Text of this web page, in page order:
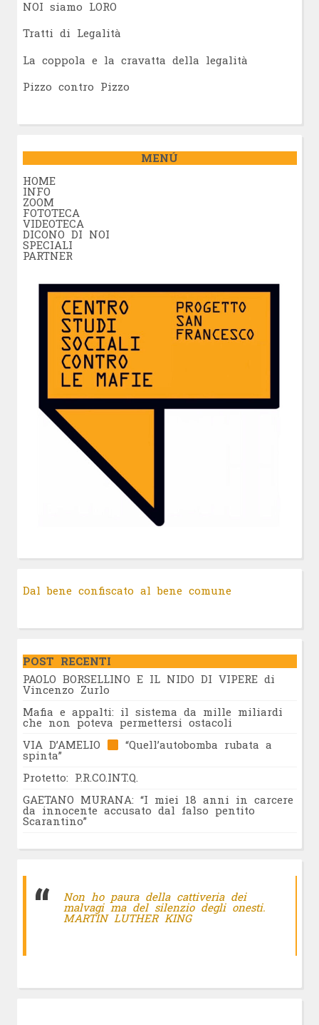
NOI siamo LORO
Tratti di Legalità
La coppola e la cravatta della legalità
Pizzo contro Pizzo
MENÚ
HOME
INFO
ZOOM
FOTOTECA
VIDEOTECA
DICONO DI NOI
SPECIALI
PARTNER
Dal bene confiscato al bene comune
POST RECENTI
PAOLO BORSELLINO E IL NIDO DI VIPERE di
Vincenzo Zurlo
Mafia e appalti: il sistema da mille miliardi
che non poteva permettersi ostacoli
VIA D’AMELIO
“Quell’autobomba rubata a
spinta”
Protetto: P.R.CO.INT.Q.
GAETANO MURANA: “I miei 18 anni in carcere
da innocente accusato dal falso pentito
Scarantino”
Non ho paura della cattiveria dei
malvagi ma del silenzio degli onesti.
MARTIN LUTHER KING